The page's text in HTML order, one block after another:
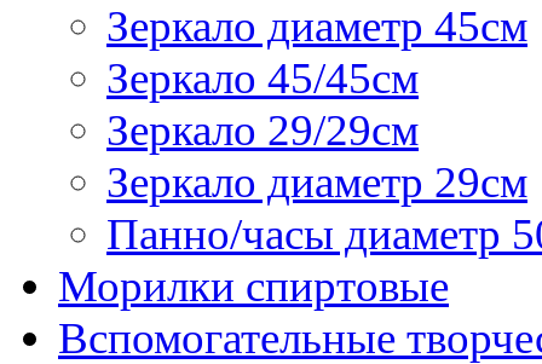
Зеркало диаметр 45см
Зеркало 45/45см
Зеркало 29/29см
Зеркало диаметр 29см
Панно/часы диаметр
Морилки спиртовые
Вспомогательные